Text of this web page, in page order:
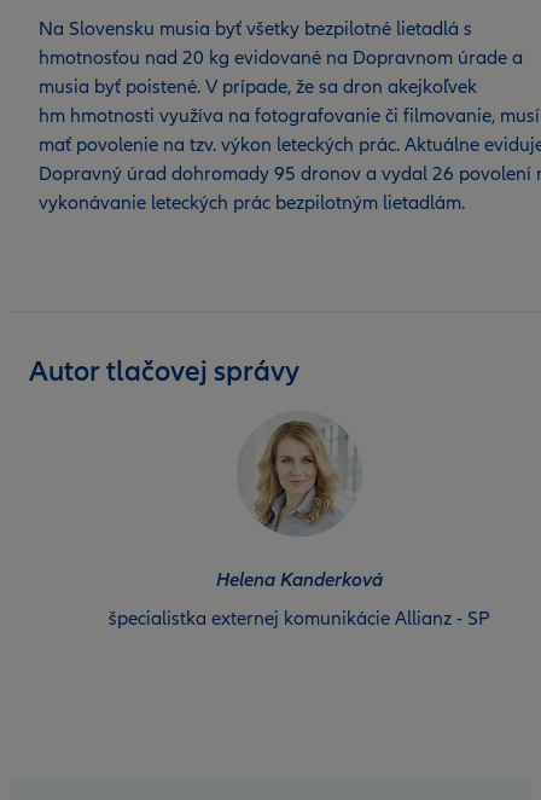
Na Slovensku musia byť všetky bezpilotné lietadlá s
hmotnosťou nad 20 kg evidované na Dopravnom úrade a
musia byť poistené. V prípade, že sa dron akejkoľvek
hm hmotnosti využíva na fotografovanie či filmovanie, musí
mať povolenie na tzv. výkon leteckých prác. Aktuálne
Dopravný úrad dohromady 95 dronov a vydal 26 povolení
vykonávanie leteckých prác bezpilotným lietadlám.
Autor tlačovej správy
Helena Kanderková
špecialistka externej komunikácie Allianz - SP